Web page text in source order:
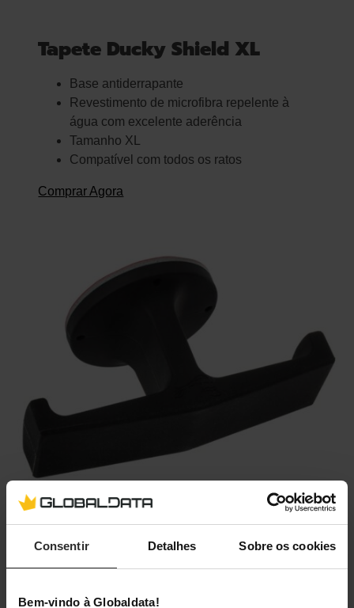
Consentir Detalhes Sobre os cookies
Bem-vindo à Globaldata!
Tapete Ducky Shield XL
Base antiderrapante
Revestimento de microfibra repelente à
água com excelente aderência
Tamanho XL
Compatível com todos os ratos
Comprar Agora
Suporte para Auscultadores